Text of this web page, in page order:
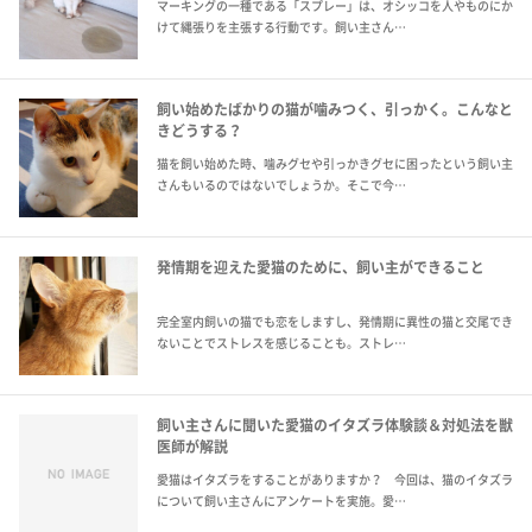
マーキングの一種である「スプレー」は、オシッコを人やものにか
けて縄張りを主張する行動です。飼い主さん…
飼い始めたばかりの猫が噛みつく、引っかく。こんなと
きどうする？
猫を飼い始めた時、噛みグセや引っかきグセに困ったという飼い主
さんもいるのではないでしょうか。そこで今…
発情期を迎えた愛猫のために、飼い主ができること
完全室内飼いの猫でも恋をしますし、発情期に異性の猫と交尾でき
ないことでストレスを感じることも。ストレ…
飼い主さんに聞いた愛猫のイタズラ体験談＆対処法を獣
医師が解説
愛猫はイタズラをすることがありますか？ 今回は、猫のイタズラ
について飼い主さんにアンケートを実施。愛…